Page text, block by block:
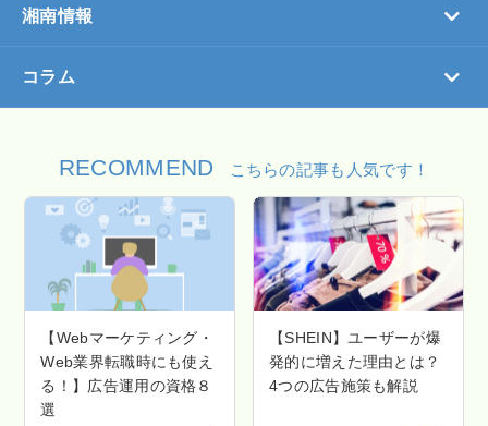
湘南情報
コラム
RECOMMEND こちらの記事も人気です！
【Webマーケティング・
Web業界転職時にも使え
る！】広告運用の資格８
選
【SHEIN】ユーザーが爆
発的に増えた理由とは？
4つの広告施策も解説